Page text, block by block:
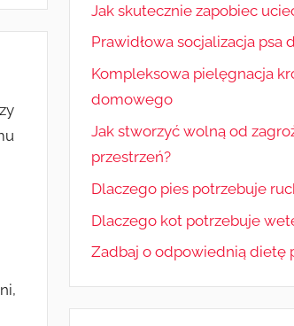
Jak skutecznie zapobiec
Prawidłowa socjalizacja psa
Kompleksowa pielęgnacja
domowego
Jak stworzyć wolną od
przestrzeń?
Dlaczego pies potrzebuje
Dlaczego kot potrzebuje
Zadbaj o odpowiednią dietę